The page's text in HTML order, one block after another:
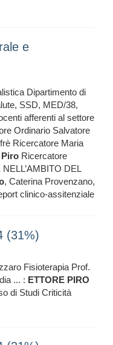
e
Dipartimento di
SSD, MED/38,
afferenti al settore
Ordinario Salvatore
Ricercatore Maria
Piro Ricercatore
DEL
, Caterina Provenzano,
clinico-assitenziale
(31%)
Fisioterapia Prof.
... : ETTORE PIRO
di Studi Criticità